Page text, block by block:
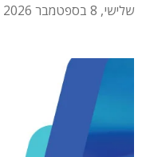
שלישי, 8 בספטמבר 2026